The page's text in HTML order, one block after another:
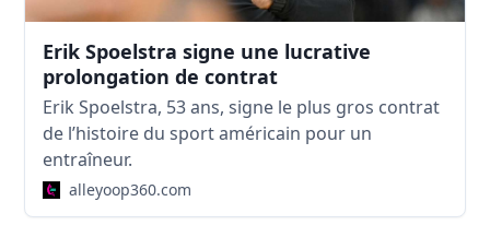
Erik Spoelstra signe une lucrative
prolongation de contrat
Erik Spoelstra, 53 ans, signe le plus gros contrat
de l’histoire du sport américain pour un
entraîneur.
alleyoop360.com